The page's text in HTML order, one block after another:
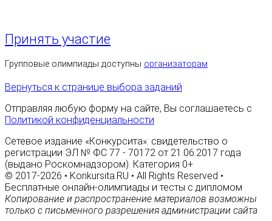
Принять участие
Групповые олимпиады доступны организаторам
Вернуться к странице выбора заданий
Отправляя любую форму на сайте, Вы соглашаетесь с
Политикой конфиденциальности
Сетевое издание «Конкурсита»: свидетельство о
регистрации ЭЛ № ФС 77 - 70172 от 21.06.2017 года
(выдано Роскомнадзором). Категория 0+
© 2017-2026 • Konkursita.RU • All Rights Reserved •
Бесплатные онлайн-олимпиады и тесты с дипломом
Копирование и распространение материалов возможны
только с письменного разрешения администрации сайта